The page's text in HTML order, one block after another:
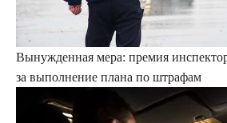
Вынужденная мера: премия
за выполнение плана по штрафам